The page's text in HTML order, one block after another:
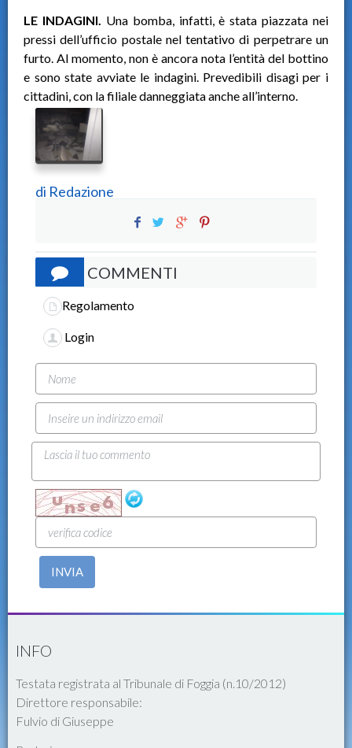
LE INDAGINI. Una bomba, infatti, è stata piazzata nei
pressi dell’ufficio postale nel tentativo di perpetrare un
furto. Al momento, non è ancora nota l’entità del bottino
e sono state avviate le indagini. Prevedibili disagi per i
cittadini, con la filiale danneggiata anche all’interno.
di Redazione
COMMENTI
Regolamento
Login
INVIA
INFO
Testata registrata al Tribunale di Foggia (n.10/2012)
Direttore responsabile:
Fulvio di Giuseppe